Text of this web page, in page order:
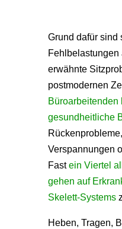
Grund dafür sind
Fehlbelastungen
erwähnte
postmodernen
gesundheitliche
Verspannungen
Fastein Viertel
gehen auf
Skelett-Systems
Heben, Tragen,